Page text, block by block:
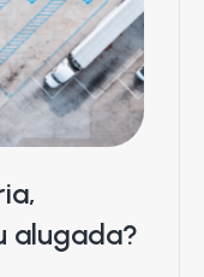
alugada?